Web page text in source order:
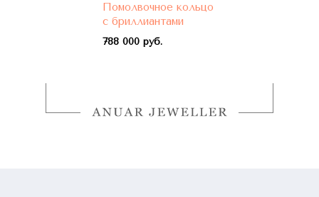
Помолвочное кольцо
с бриллиантами
788 000 руб.